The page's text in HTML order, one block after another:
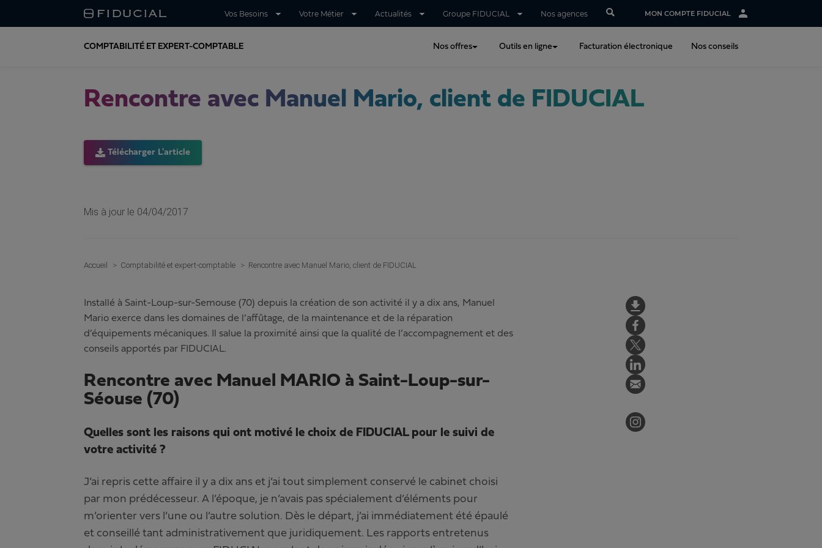
Vos Besoins Votre Métier Actualités Groupe FIDUCIAL Nos agences MON COMPTE FIDUCIAL
COMPTABILITÉ ET EXPERT-COMPTABLE Nos offres Outils en ligne Facturation électronique Nos conseils
Rencontre avec Manuel Mario, client de FIDUCIAL
Télécharger L'article
Mis à jour le 04/04/2017
Accueil Comptabilité et expert-comptable Rencontre avec Manuel Mario, client de FIDUCIAL
Installé à Saint-Loup-sur-Semouse (70) depuis la création de son activité il y a dix ans, Manuel
Mario exerce dans les domaines de l’affûtage, de la maintenance et de la réparation
d’équipements mécaniques. Il salue la proximité ainsi que la qualité de l’accompagnement et des
conseils apportés par FIDUCIAL.
Rencontre avec Manuel MARIO à Saint-Loup-sur-
Séouse (70)
Quelles sont les raisons qui ont motivé le choix de FIDUCIAL pour le suivi de
votre activité ?
J’ai repris cette affaire il y a dix ans et j’ai tout simplement conservé le cabinet choisi
par mon prédécesseur. A l’époque, je n’avais pas spécialement d’éléments pour
m’orienter vers l’une ou l’autre solution. Dès le départ, j’ai immédiatement été épaulé
et conseillé tant administrativement que juridiquement. Les rapports entretenus